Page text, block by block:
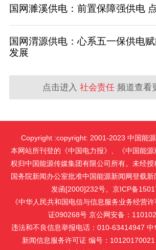
国网濉溪供电：前置保障强供电
国网渭源供电：心系五一保供电
发展
点击进入 社会责任 频道查看
Copyright :copyright: 2001-2023 中国能
本网站所刊登的《中国电力报》、《中国能
权归中国能源传媒集团有限公司所有。未经授
国务院新闻办公室批准中国能源新闻网登载
发函[2000]232号。京ICP备
《中华人民共和国电信与信息服务业务经营
证090268号 京公网安备：
违法和不良信息举报电话：010-63414947 中
新闻信息服务许可证 编号：10120170021